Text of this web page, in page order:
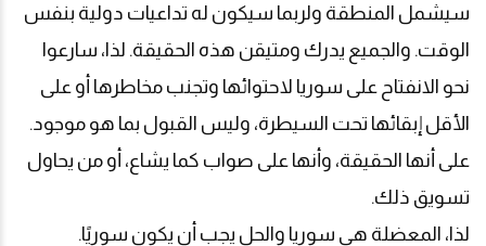
سيشمل المنطقة ولربما سيكون له تداعيات دولية بنفس
الوقت. والجميع يدرك ومتيقن هذه الحقيقة. لذا، سارعوا
نحو الانفتاح على سوريا لاحتوائها وتجنب مخاطرها أو على
الأقل إبقائها تحت السيطرة، وليس القبول بما هو موجود.
على أنها الحقيقة، وأنها على صواب كما يشاع، أو من يحاول
تسويق ذلك.
لذا، المعضلة هي سوريا والحل يجب أن يكون سوريًا.